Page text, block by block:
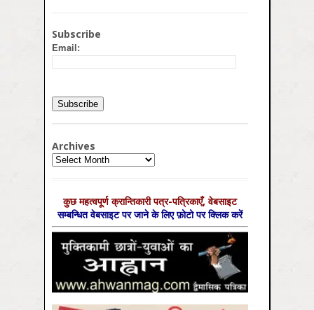
Subscribe
Email:
Archives
Archives
कुछ महत्‍वपूर्ण क्रान्तिकारी पत्र-पत्रिकाएँ, वेबसाइट
सम्‍बन्धित वेबसाइट पर जाने के लिए फ़ोटो पर क्लिक करें